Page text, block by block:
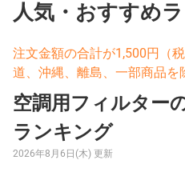
人気・おすすめ
注文金額の合計が1,500円（
道、沖縄、離島、一部商品を
空調用フィルター
ランキング
2026年8月6日(木) 更新